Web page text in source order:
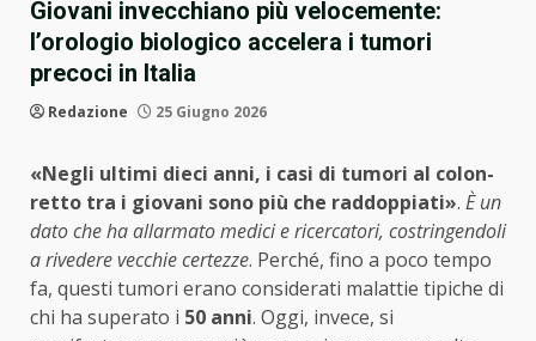
Giovani invecchiano più velocemente:
l’orologio biologico accelera i tumori
precoci in Italia
Redazione 25 Giugno 2026
«Negli ultimi dieci anni, i casi di tumori al colon-
retto tra i giovani sono più che raddoppiati». È un
dato che ha allarmato medici e ricercatori, costringendoli
a rivedere vecchie certezze. Perché, fino a poco tempo
fa, questi tumori erano considerati malattie tipiche di
chi ha superato i 50 anni. Oggi, invece, si